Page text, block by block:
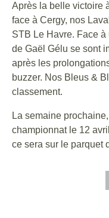
Après la belle victoire
face à Cergy, nos
STB Le Havre. Face
de Gaël Gélu se sont
après les
buzzer. Nos Bleus &
classement.
La semaine
championnat le 12
ce sera sur le parquet